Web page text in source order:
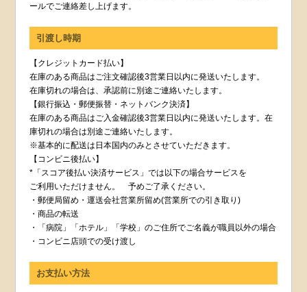
ールでご連絡差し上げます。
引渡し時期
【クレジットカード払い】
在庫のある商品はご注文確認後3営業日以内に発送いたします。
在庫切れの場合は、承認前に別途ご連絡いたします。
【銀行振込・郵便振替・ネットバンク決済】
在庫のある商品はご入金確認後3営業日以内に発送いたします。在
庫切れの場合は別途ご連絡いたします。
※基本的に配送は日本国内のみとさせていただきます。
【コンビニ後払い】
*「スコア後払い決済サービス」では以下の場合サービスを
ご利用いただけません。 予めご了承ください。
・郵便局留め・運送会社営業所留め(営業所での引き取り)
・商品の転送
・「病院」「ホテル」「学校」のご住所でご名義が職員以外の場合
・コンビニ店頭での受け渡し
お支払い方法